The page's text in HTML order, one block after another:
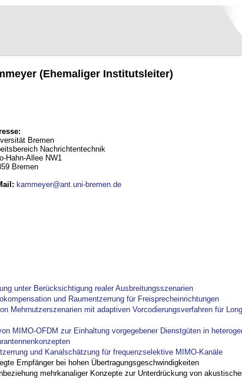
(Ehemaliger Institutsleiter)
Bremen
Nachrichtentechnik
Hahn-Allee NW1
Bremen
: kammeyer@ant.uni-bremen.de
unter Berücksichtigung realer Ausbreitungsszenarien
und Raumentzerrung für Freisprecheinrichtungen
Mehrnutzerszenarien mit adaptiven Vorcodierungsverfahren für
MIMO-OFDM zur Einhaltung vorgegebener Dienstgüten in
und Kanalschätzung für frequenzselektive MIMO-Kanäle
Empfänger bei hohen Übertragungsgeschwindigkeiten
mehrkanaliger Konzepte zur Unterdrückung von